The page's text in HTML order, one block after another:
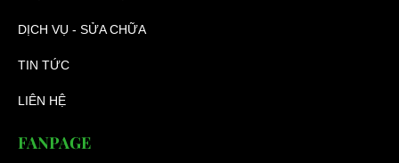
DỊCH VỤ - SỬA CHỮA
TIN TỨC
LIÊN HỆ
FANPAGE